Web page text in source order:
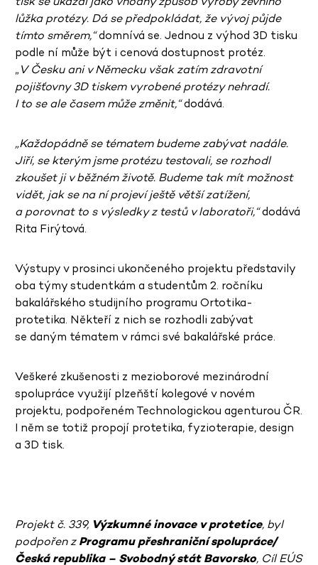
lůžka protézy. Dá se předpokládat, že vývoj půjde
tímto směrem,“domnívá se. Jednou z výhod 3D tisku
podle ní může být i cenová dostupnost protéz.
„V Česku ani v Německu však zatím zdravotní
pojišťovny 3D tiskem vyrobené protézy nehradí.
I to se ale časem může změnit,“dodává.
„Každopádně se tématem budeme zabývat nadále.
Jiří, se kterým jsme protézu testovali, se rozhodl
zkoušet ji v běžném životě. Budeme tak mít možnost
vidět, jak se na ní projeví ještě větší zatížení,
a porovnat to s výsledky z testů v laboratoři,“dodává
Rita Firýtová.
Výstupy v prosinci ukončeného projektu představily
oba týmy studentkám a studentům 2. ročníku
bakalářského studijního programu Ortotika-
protetika. Někteří z nich se rozhodli zabývat
se daným tématem v rámci své bakalářské práce.
Veškeré zkušenosti z mezioborové mezinárodní
spolupráce využijí plzeňští kolegové v novém
projektu, podpořeném Technologickou agenturou ČR.
I něm se totiž propojí protetika, fyzioterapie, design
a 3D tisk.
Projekt č. 339, Výzkumné inovace v protetice, byl
podpořen zProgramu přeshraniční spolupráce/
Česká republika – Svobodný stát Bavorsko, Cíl EÚS